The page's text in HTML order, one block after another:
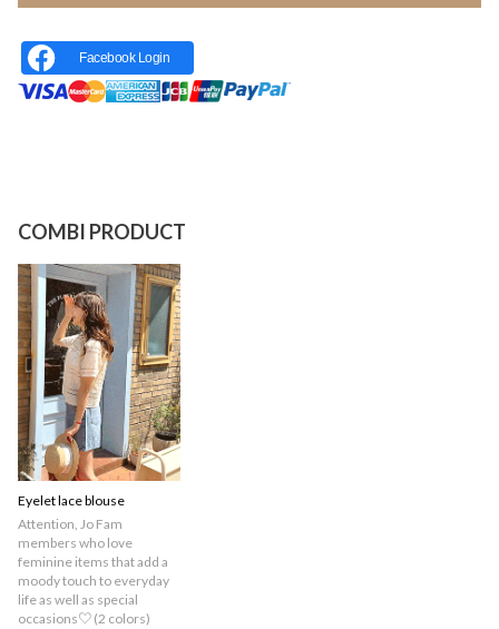
Facebook Login
COMBI PRODUCT
Eyelet lace blouse
Attention, Jo Fam
members who love
feminine items that add a
moody touch to everyday
life as well as special
occasions♡ (2 colors)